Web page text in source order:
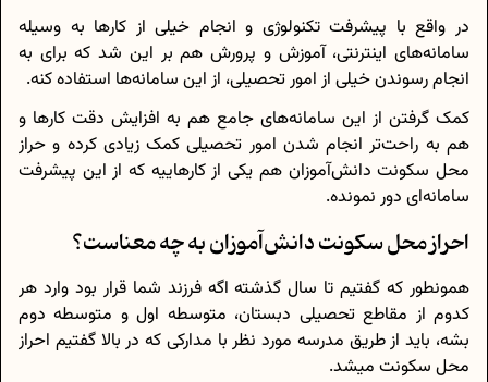
در واقع با پیشرفت تکنولوژی و انجام خیلی از کارها به وسیله
سامانه‌های اینترنتی، آموزش و پرورش هم بر این شد که برای به
انجام رسوندن خیلی از امور تحصیلی، از این سامانه‌ها استفاده کنه.
کمک گرفتن از این سامانه‌های جامع هم به افزایش دقت کارها و
هم به راحت‌تر انجام شدن امور تحصیلی کمک زیادی کرده و حراز
محل سکونت دانش‌آموزان هم یکی از کارهاییه که از این پیشرفت
سامانه‌ای دور نمونده.
احراز محل سکونت دانش‌آموزان به چه معناست؟
همونطور که گفتیم تا سال گذشته اگه فرزند شما قرار بود وارد هر
کدوم از مقاطع تحصیلی دبستان، متوسطه اول و متوسطه دوم
بشه، باید از طریق مدرسه مورد نظر با مدارکی که در بالا گفتیم احراز
محل سکونت میشد.